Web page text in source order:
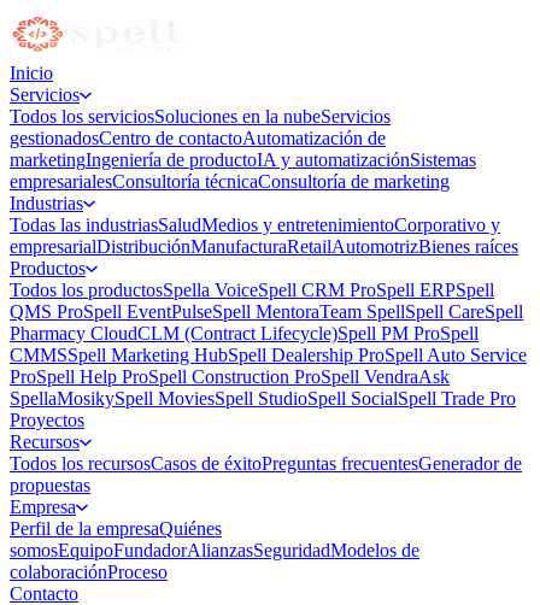
Inicio
Servicios
Todos los serviciosSoluciones en la nubeServicios
gestionadosCentro de contactoAutomatización de
marketingIngeniería de productoIA y automatizaciónSistemas
empresarialesConsultoría técnicaConsultoría de marketing
Industrias
Todas las industriasSaludMedios y entretenimientoCorporativo y
empresarialDistribuciónManufacturaRetailAutomotrizBienes raíces
Productos
Todos los productosSpella VoiceSpell CRM ProSpell ERPSpell
QMS ProSpell EventPulseSpell MentoraTeam SpellSpell CareSpell
Pharmacy CloudCLM (Contract Lifecycle)Spell PM ProSpell
CMMSSpell Marketing HubSpell Dealership ProSpell Auto Service
ProSpell Help ProSpell Construction ProSpell VendraAsk
SpellaMosikySpell MoviesSpell StudioSpell SocialSpell Trade Pro
Proyectos
Recursos
Todos los recursosCasos de éxitoPreguntas frecuentesGenerador de
propuestas
Empresa
Perfil de la empresaQuiénes
somosEquipoFundadorAlianzasSeguridadModelos de
colaboraciónProceso
Contacto